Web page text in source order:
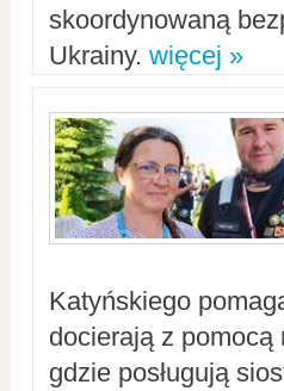
skoordynowaną
Ukrainy. więcej »
Katyńskiego
docierają z
gdzie posługują